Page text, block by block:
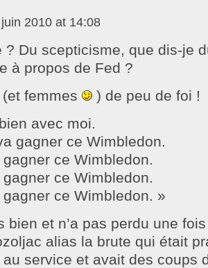
2010 at 14:08
? Du scepticisme, que dis-je
à propos de Fed ?
femmes
) de peu de foi !
avec moi.
gagner ce Wimbledon.
ce Wimbledon.
ce Wimbledon.
ce Wimbledon. »
bien et n’a pas perdu une
alias la brute qui était
service et avait des coups